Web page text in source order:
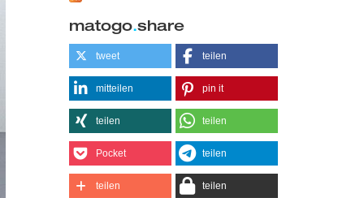
matogo.share
tweet teilen
mitteilen pin it
teilen teilen
Pocket teilen
teilen teilen